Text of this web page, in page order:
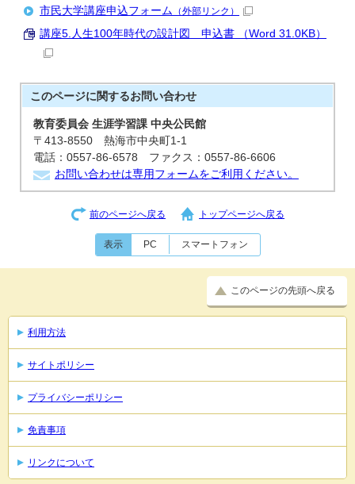
市民大学講座申込フォーム （外部リンク）
講座5.人生100年時代の設計図 申込書 （Word 31.0KB）
このページに関するお問い合わせ
教育委員会 生涯学習課 中央公民館
〒413-8550 熱海市中央町1-1
電話：0557-86-6578 ファクス：0557-86-6606
お問い合わせは専用フォームをご利用ください。
前のページへ戻る トップページへ戻る
表示 PC スマートフォン
このページの先頭へ戻る
利用方法
サイトポリシー
プライバシーポリシー
免責事項
リンクについて